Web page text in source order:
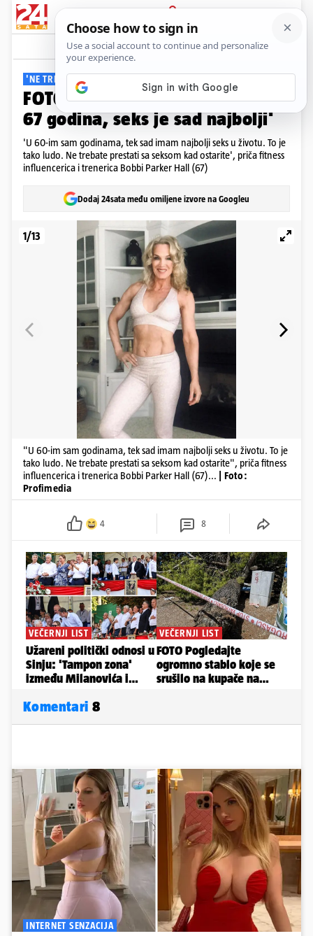
PRIJAVA
Galerija Komentari
'NE TREBA PRESTATI'
FOTO Fitness trenerica: 'Imam
67 godina, seks je sad najbolji'
'U 60-im sam godinama, tek sad imam najbolji seks u životu. To je
tako ludo. Ne trebate prestati sa seksom kad ostarite', priča fitness
influencerica i trenerica Bobbi Parker Hall (67)
Dodaj 24sata među omiljene izvore na Googleu
1/13
"U 60-im sam godinama, tek sad imam najbolji seks u životu. To je
tako ludo. Ne trebate prestati sa seksom kad ostarite", priča fitness
influencerica i trenerica Bobbi Parker Hall (67)...
| Foto:
Profimedia
4 8
Komentari 8
INTERNET SENZACIJA